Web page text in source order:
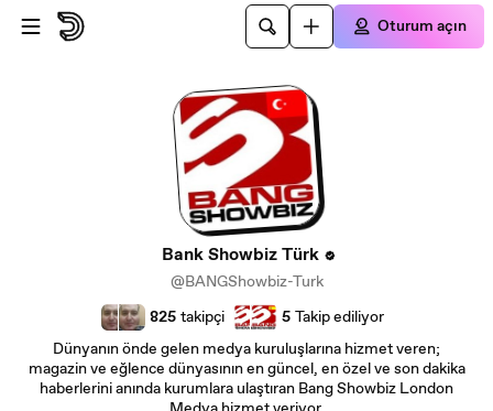
Ana içeriğe atla
Oturum açın
Bank Showbiz Türk
@BANGShowbiz-Turk
825 takipçi 5 Takip ediliyor
Dünyanın önde gelen medya kuruluşlarına hizmet veren;
magazin ve eğlence dünyasının en güncel, en özel ve son dakika
haberlerini anında kurumlara ulaştıran Bang Showbiz London